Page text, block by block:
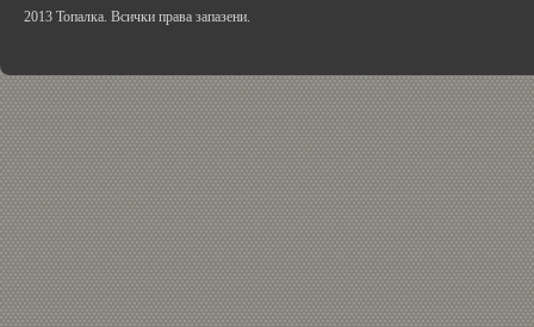
2013 Топалка. Всички права запазени.